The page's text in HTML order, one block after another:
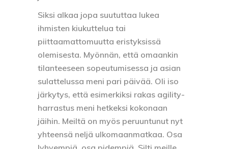
Siksi alkaa jopa suututtaa lukea
ihmisten kiukuttelua tai
piittaamattomuutta eristyksissä
olemisesta. Myönnän, että omaankin
tilanteeseen sopeutumisessa ja asian
sulattelussa meni pari päivää. Oli iso
järkytys, että esimerkiksi rakas agility-
harrastus meni hetkeksi kokonaan
jäihin. Meiltä on myös peruuntunut nyt
yhteensä neljä ulkomaanmatkaa. Osa